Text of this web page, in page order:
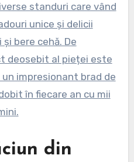
standuri care vând
unice și delicii
bere cehă. De
deosebit al pieței este
impresionant brad de
în fiecare an cu mii
din